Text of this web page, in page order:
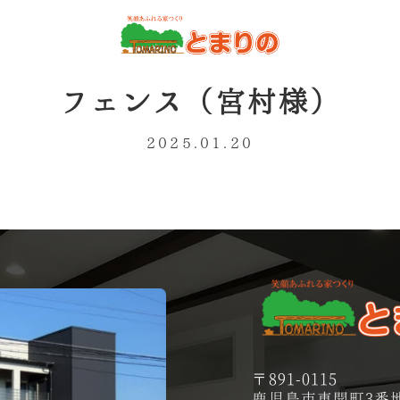
フェンス（宮村様）
2025.01.20
〒891-0115